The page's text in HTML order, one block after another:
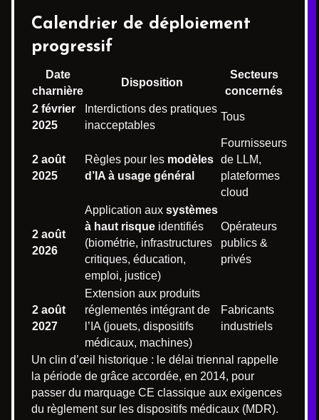
Calendrier de déploiement
progressif
Date
charnière
Disposition
Secteurs
concernés
2 février
2025
Interdictions des pratiques
inacceptables
Tous
2 août
2025
Règles pour les modèles
d’IA à usage général
Fournisseurs
de LLM,
plateformes
cloud
2 août
2026
Application aux systèmes
à haut risque identifiés
(biométrie, infrastructures
critiques, éducation,
emploi, justice)
Opérateurs
publics &
privés
2 août
2027
Extension aux produits
réglementés intégrant de
l’IA (jouets, dispositifs
médicaux, machines)
Fabricants
industriels
Un clin d’œil historique : le délai triennal rappelle
la période de grâce accordée, en 2014, pour
passer du marquage CE classique aux exigences
du règlement sur les dispositifs médicaux (MDR).